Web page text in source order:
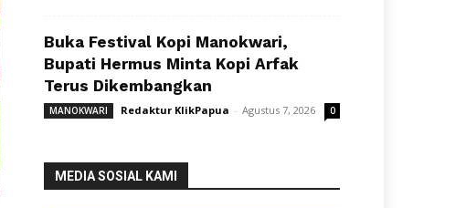
Buka Festival Kopi Manokwari,
Bupati Hermus Minta Kopi Arfak
Terus Dikembangkan
MANOKWARI Redaktur KlikPapua - Agustus 7, 2026 0
MEDIA SOSIAL KAMI